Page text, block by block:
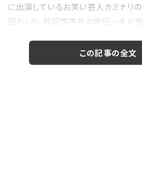
に出演しているお笑い芸人カミナリ
田たくみ、鉾田市市長の岸田一夫が登
この記事の全文